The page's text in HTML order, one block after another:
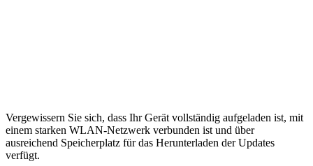
Vergewissern Sie sich, dass Ihr Gerät vollständig aufgeladen ist, mit
einem starken WLAN-Netzwerk verbunden ist und über
ausreichend Speicherplatz für das Herunterladen der Updates
verfügt.